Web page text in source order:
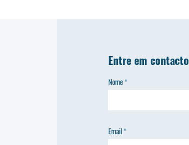
Entre em contacto
Nome
Email